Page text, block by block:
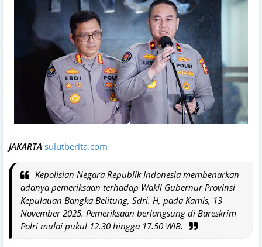
JAKARTA sulutberita.com
Kepolisian Negara Republik Indonesia membenarkan
adanya pemeriksaan terhadap Wakil Gubernur Provinsi
Kepulauan Bangka Belitung, Sdri. H, pada Kamis, 13
November 2025. Pemeriksaan berlangsung di Bareskrim
Polri mulai pukul 12.30 hingga 17.50 WIB.